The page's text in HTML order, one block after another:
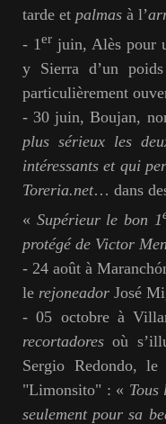
tarde et palmas à l’
- 1er juin, Alès pour
y Sierra d’un
particulièrement
- 30 juin, Boujan,
plus sérieux les
intéressants et qui
Toreria.net… dans
« Supérieur le bon 1
protégé de Victor
- 24 août à
le rejoneador José
- 05 octobre à
recortadores où
Sergio Redondo, le
"Limonsito" : «
seulement pour sa